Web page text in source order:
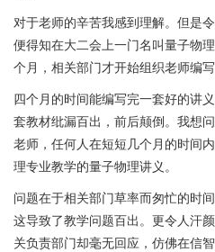
对于老师的辛苦我感到理解。但是
便得知在大二会上一门名叫量子物
个月，相关部门才开始组织老师编写
四个月的时间能编写完一套好的讲
套教材纰漏百出，前后颠倒。我想
老师，任何人在短短几个月的时间
理专业教学的量子物理讲义。
问题在于相关部门草率而匆忙的时
这导致了教学问题百出。更令人汗
关负责部门却毫无回应，仿佛在信